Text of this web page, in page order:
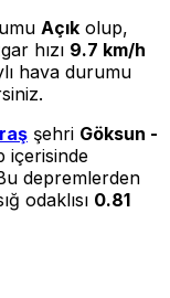
Açık olup,
hızı 9.7 km/h
hava durumu
şehri Göksun -
içerisinde
depremlerden
odaklısı 0.81